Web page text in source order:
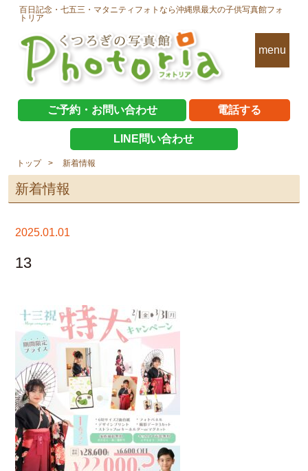
百日記念・七五三・マタニティフォトなら沖縄県最大の子供写真館フォ
トリア
menu
ご予約・お問い合わせ 電話する
LINE問い合わせ
トップ 新着情報
新着情報
2025.01.01
13